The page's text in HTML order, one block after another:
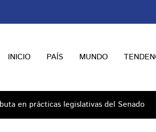
INICIO PAÍS MUNDO
en prácticas legislativas del Senado